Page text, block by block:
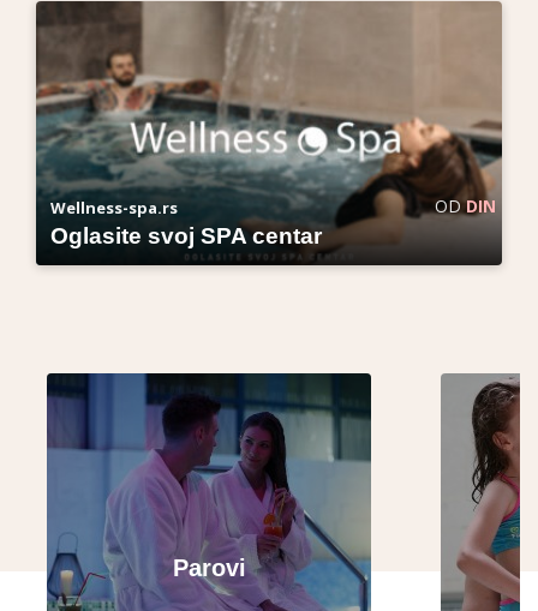
Wellness-spa.rs
Oglasite svoj SPA centar
ODDIN
Parovi